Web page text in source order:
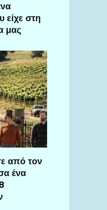
είχε στη
μας
από τον
ένα